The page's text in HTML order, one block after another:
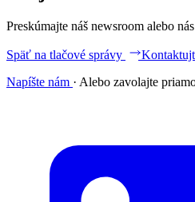
Preskúmajte náš newsroom alebo
Späť na tlačové správy
Napíšte nám · Alebo zavolajte